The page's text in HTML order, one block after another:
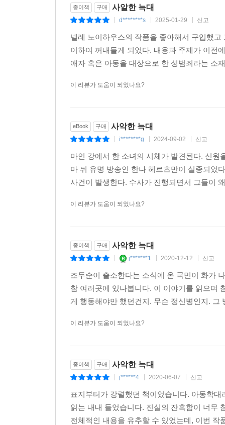
살고 있는 게 아닌가 하는 느낌을 줄 정도의 인물
작품을 통틀어 특히 돋보이는 인물은 겉으로 보
자신의 삶을 스스로 개척하는 삶을 살다가 결혼
듯하면서도 비슷한 구석을 가지고 있는 두 여인
포기하지 않고 자신의 삶을 되찾는 인물이다.
시체와 사건, 그리고 범인과 해결이라는 미스
이야기하고 싶었던 것은 극복인지도 모른다.
극복하고 작가로서, 그리고 인간으로서 새롭게
종이책 구매 사알한 늑대
d********s 2025-01-29 신고
넬레 노이하우스의 작품을 좋아해서 구입했
이하여 꺼내들게 되었다. 내용과 주제가 이전
애자 혹은 아동을 대상으로 한 성범죄라는 소
이 리뷰가 도움이 되었나요?
eBook 구매 사악한 늑대
i********g 2024-09-02 신고
마인 강에서 한 소녀의 시체가 발견된다. 신
마 뒤 유명 방송인 한나 헤르츠만이 실종되었
사건이 발생한다. 수사가 진행되면서 그들이
이 리뷰가 도움이 되었나요?
종이책 구매 사악한 늑대
j*******1 2020-12-12 신고
조두순이 출소한다는 소식에 온 국민이 화가
참 여러곳에 있나봅니다. 이 이야기를 읽으며
게 행동해야만 했던건지. 무슨 정신병인지.
이 리뷰가 도움이 되었나요?
종이책 구매 사악한 늑대
j******4 2020-06-07 신고
표지부터가 강렬했던 책이었습니다. 아동학
읽는 내내 들었습니다. 진실의 잔혹함이 너무
전체적인 내용을 유추할 수 있었는데, 이번